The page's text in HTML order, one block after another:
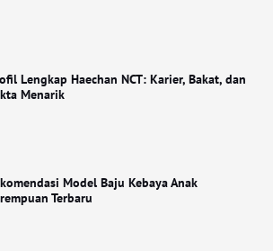
Lengkap Haechan NCT: Karier, Bakat, dan
Menarik
Model Baju Kebaya Anak
Terbaru